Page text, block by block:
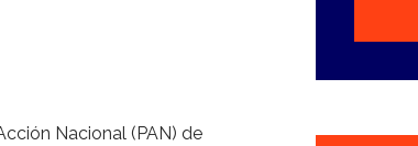
Nacional (PAN) de